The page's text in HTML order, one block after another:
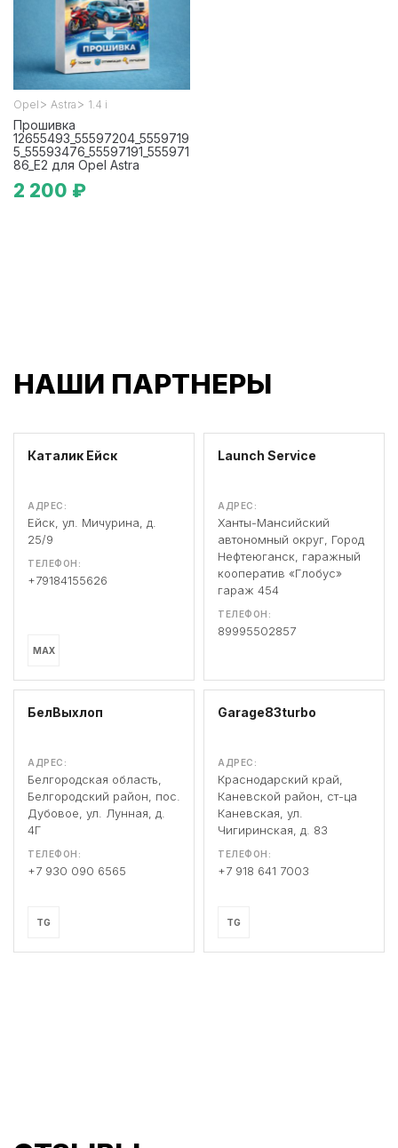
Opel > Astra > 1.4 i
Прошивка
12655493_55597204_5559719
5_55593476_55597191_555971
86_E2 для Opel Astra
2 200 ₽
НАШИ ПАРТНЕРЫ
Каталик Ейск
АДРЕС:
Ейск, ул. Мичурина, д.
25/9
ТЕЛЕФОН:
+79184155626
MAX
Launch Service
АДРЕС:
Ханты-Мансийский
автономный округ, Город
Нефтеюганск, гаражный
кооператив «Глобус»
гараж 454
ТЕЛЕФОН:
89995502857
БелВыхлоп
АДРЕС:
Белгородская область,
Белгородский район, пос.
Дубовое, ул. Лунная, д.
4Г
ТЕЛЕФОН:
+7 930 090 6565
TG
Garage83turbo
АДРЕС:
Краснодарский край,
Каневской район, ст-ца
Каневская, ул.
Чигиринская, д. 83
ТЕЛЕФОН:
+7 918 641 7003
TG